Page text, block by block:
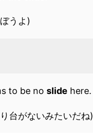
うよ)
to be no slide here.
台がないみたいだね)